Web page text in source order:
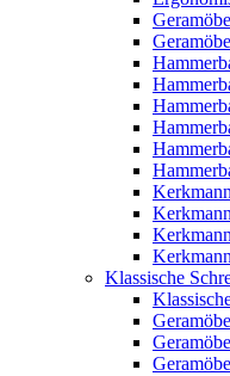
Klassische